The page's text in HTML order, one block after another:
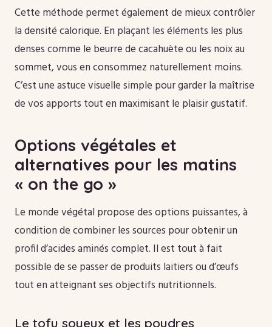
Cette méthode permet également de mieux contrôler
la densité calorique. En plaçant les éléments les plus
denses comme le beurre de cacahuète ou les noix au
sommet, vous en consommez naturellement moins.
C’est une astuce visuelle simple pour garder la maîtrise
de vos apports tout en maximisant le plaisir gustatif.
Options végétales et
alternatives pour les matins
« on the go »
Le monde végétal propose des options puissantes, à
condition de combiner les sources pour obtenir un
profil d’acides aminés complet. Il est tout à fait
possible de se passer de produits laitiers ou d’œufs
tout en atteignant ses objectifs nutritionnels.
Le tofu soyeux et les poudres